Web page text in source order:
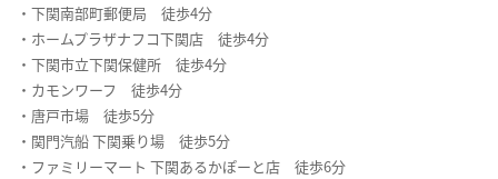
・下関南部町郵便局 徒歩4分
・ホームプラザナフコ下関店 徒歩4分
・下関市立下関保健所 徒歩4分
・カモンワーフ 徒歩4分
・唐戸市場 徒歩5分
・関門汽船 下関乗り場 徒歩5分
・ファミリーマート 下関あるかぽーと店 徒歩6分